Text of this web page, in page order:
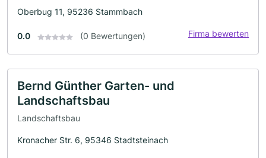
Oberbug 11, 95236 Stammbach
0.0 (0 Bewertungen) Firma bewerten
Bernd Günther Garten- und
Landschaftsbau
Landschaftsbau
Kronacher Str. 6, 95346 Stadtsteinach